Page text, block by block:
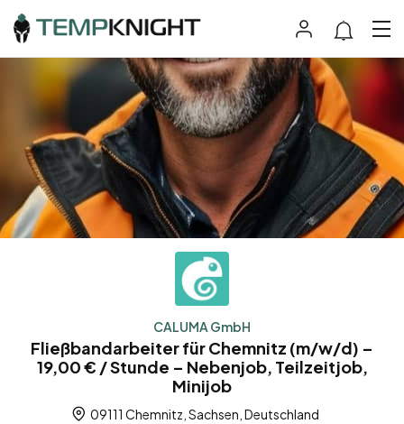
CALUMA GmbH
Fließbandarbeiter für Chemnitz (m/w/d) –
19,00 € / Stunde – Nebenjob, Teilzeitjob,
Minijob
09111 Chemnitz, Sachsen, Deutschland